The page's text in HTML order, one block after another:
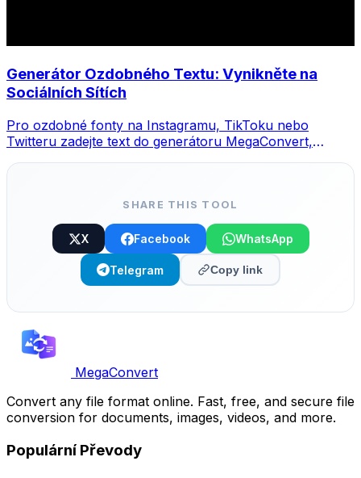
Generátor Ozdobného Textu: Vynikněte na
Sociálních Sítích
Pro ozdobné fonty na Instagramu, TikToku nebo
Twitteru zadejte text do generátoru MegaConvert,
SHARE THIS TOOL
X Facebook WhatsApp
Telegram Copy link
MegaConvert
Convert any file format online. Fast, free, and secure file
conversion for documents, images, videos, and more.
Populární Převody